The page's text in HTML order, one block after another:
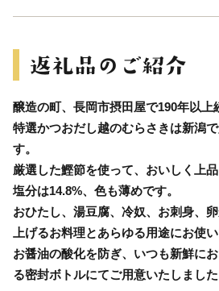
醸造の町、長岡市摂田屋で190年以上
特選かつおだし越のむらさきは新潟
す。
厳選した鰹節を使って、おいしく上
塩分は14.8%、色も薄めです。
おひたし、湯豆腐、冷奴、お刺身、
上げるお料理とあらゆる用途にお使
お醤油の酸化を防ぎ、いつも新鮮に
る密封ボトルにてご用意いたしまし